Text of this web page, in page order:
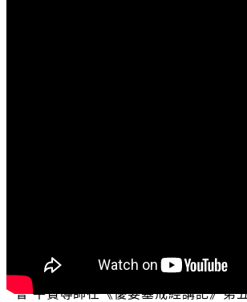
首先我們來瞭解「讀誦」的意思。
會 平實導師在《優婆塞戒經講記》第